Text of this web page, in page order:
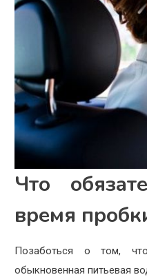
Что
время
Позаботься о том,
обыкновенная питьевая